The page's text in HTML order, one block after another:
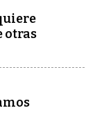
otras